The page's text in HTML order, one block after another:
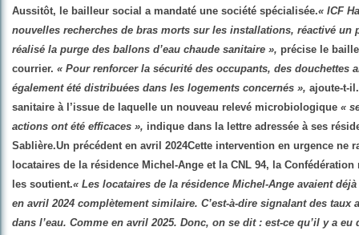
Aussitôt, le bailleur social a mandaté une société spécialisée.« ICF
nouvelles recherches de bras morts sur les installations, réactivé un
réalisé la purge des ballons d’eau chaude sanitaire », précise le
courrier. « Pour renforcer la sécurité des occupants, des douchettes
également été distribuées dans les logements concernés », ajoute-t-il.
sanitaire à l’issue de laquelle un nouveau relevé microbiologique «
actions ont été efficaces », indique dans la lettre adressée à ses
Sablière.Un précédent en avril 2024Cette intervention en urgence ne
locataires de la résidence Michel-Ange et la CNL 94, la
les soutient.« Les locataires de la résidence Michel-Ange avaient
en avril 2024 complètement similaire. C’est-à-dire signalant des taux
dans l’eau. Comme en avril 2025. Donc, on se dit : est-ce qu’il y a eu